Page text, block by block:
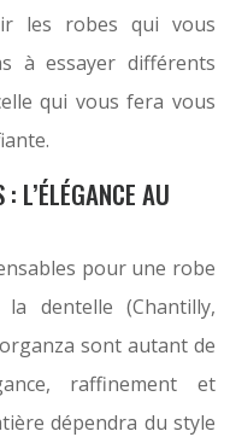
les robes qui vous
à essayer différents
qui vous fera vous
L’ÉLÉGANCE AU
pour une robe
dentelle (Chantilly,
sont autant de
raffinement et
dépendra du style